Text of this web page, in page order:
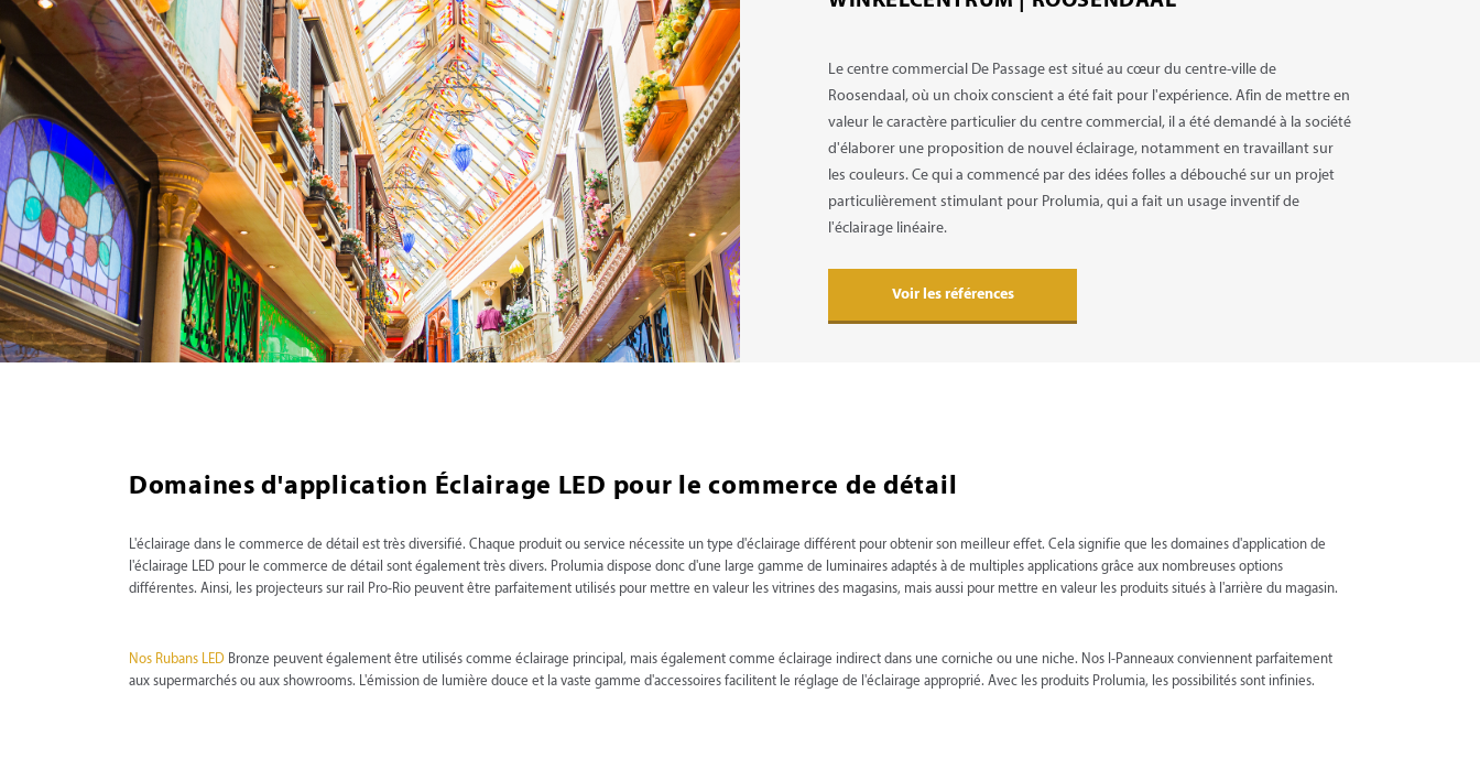
Le centre commercial De Passage est situé au cœur du centre-ville de
Roosendaal, où un choix conscient a été fait pour l'expérience. Afin de mettre en
valeur le caractère particulier du centre commercial, il a été demandé à la société
d'élaborer une proposition de nouvel éclairage, notamment en travaillant sur
les couleurs. Ce qui a commencé par des idées folles a débouché sur un projet
particulièrement stimulant pour Prolumia, qui a fait un usage inventif de
l'éclairage linéaire.
Voir les références
Domaines d'application Éclairage LED pour le commerce de détail
L'éclairage dans le commerce de détail est très diversifié. Chaque produit ou service nécessite un type d'éclairage différent pour obtenir son meilleur effet. Cela signifie que les domaines d'application de
l'éclairage LED pour le commerce de détail sont également très divers. Prolumia dispose donc d'une large gamme de luminaires adaptés à de multiples applications grâce aux nombreuses options
différentes. Ainsi, les projecteurs sur rail Pro-Rio peuvent être parfaitement utilisés pour mettre en valeur les vitrines des magasins, mais aussi pour mettre en valeur les produits situés à l'arrière du magasin.
Nos Rubans LED Bronze peuvent également être utilisés comme éclairage principal, mais également comme éclairage indirect dans une corniche ou une niche. Nos I-Panneaux conviennent parfaitement
aux supermarchés ou aux showrooms. L'émission de lumière douce et la vaste gamme d'accessoires facilitent le réglage de l'éclairage approprié. Avec les produits Prolumia, les possibilités sont infinies.